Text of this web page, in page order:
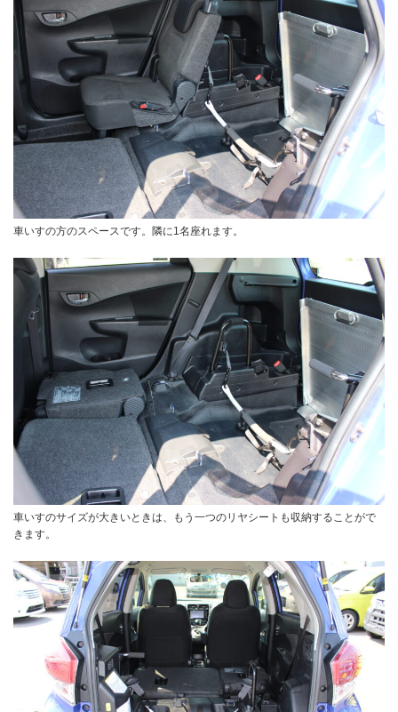
車いすの方のスペースです。隣に1名座れます。
車いすのサイズが大きいときは、もう一つのリヤシートも収納することがで
きます。